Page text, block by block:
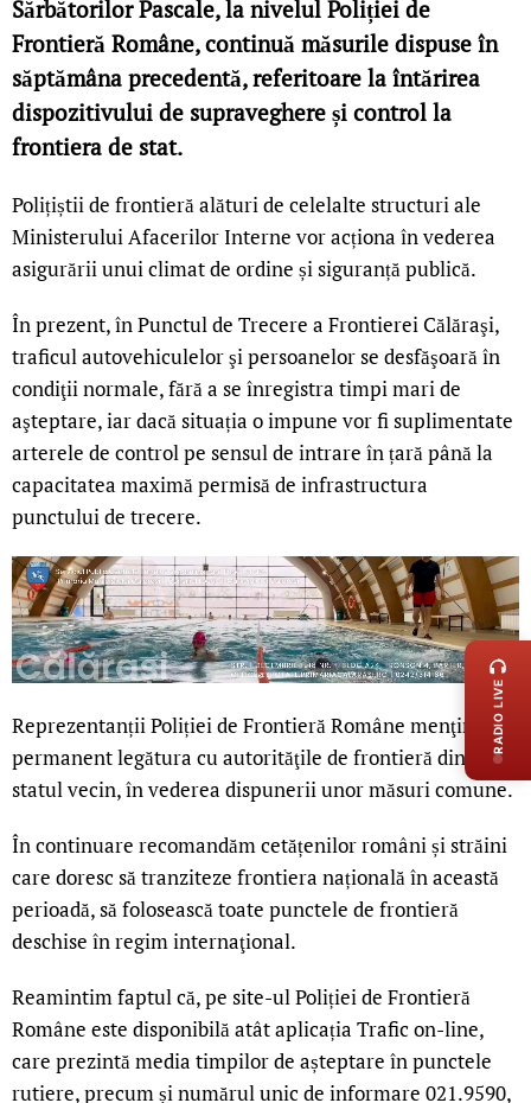
Sărbătorilor Pascale, la nivelul Poliției de
Frontieră Române, continuă măsurile dispuse în
săptămâna precedentă, referitoare la întărirea
dispozitivului de supraveghere și control la
frontiera de stat.
Polițiștii de frontieră alături de celelalte structuri ale
Ministerului Afacerilor Interne vor acționa în vederea
asigurării unui climat de ordine și siguranță publică.
În prezent, în Punctul de Trecere a Frontierei Călăraşi,
traficul autovehiculelor şi persoanelor se desfăşoară în
condiţii normale, fără a se înregistra timpi mari de
aşteptare, iar dacă situația o impune vor fi suplimentate
arterele de control pe sensul de intrare în țară până la
capacitatea maximă permisă de infrastructura
punctului de trecere.
Reprezentanții Poliției de Frontieră Române menţin
permanent legătura cu autorităţile de frontieră din
statul vecin, în vederea dispunerii unor măsuri comune.
În continuare recomandăm cetățenilor români și străini
care doresc să tranziteze frontiera națională în această
perioadă, să folosească toate punctele de frontieră
deschise în regim internaţional.
Reamintim faptul că, pe site-ul Poliției de Frontieră
Române este disponibilă atât aplicația Trafic on-line,
care prezintă media timpilor de așteptare în punctele
rutiere, precum și numărul unic de informare 021.9590,
RADIO LIVE